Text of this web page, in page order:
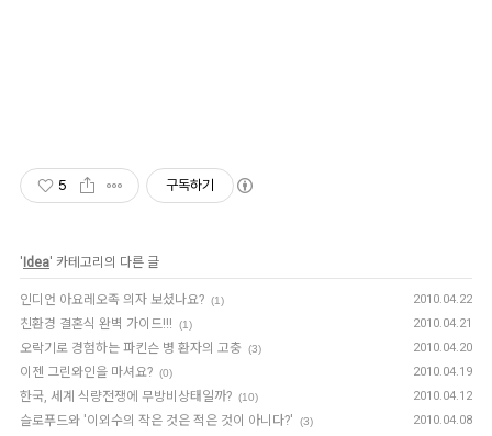
5 구독하기
' Idea' 카테고리의 다른 글
인디언 아요레오족 의자 보셨나요? (1) 2010.04.22
친환경 결혼식 완벽 가이드!!! (1) 2010.04.21
오락기로 경험하는 파킨슨 병 환자의 고충 (3) 2010.04.20
이젠 그린와인을 마셔요? (0) 2010.04.19
한국, 세계 식량전쟁에 무방비상태일까? (10) 2010.04.12
슬로푸드와 '이외수의 작은 것은 적은 것이 아니다?' (3) 2010.04.08